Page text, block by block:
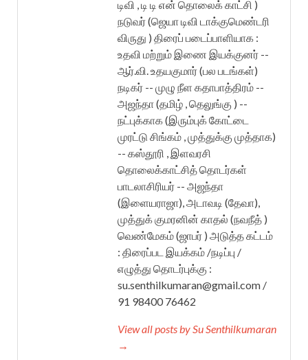
டிவி , டி டி என் தொலைக் காட்சி )
நடுவர் (ஜெயா டிவி டாக்குமெண்டரி
விருது ) திரைப் படைப்பாளியாக :
உதவி மற்றும் இணை இயக்குனர் --
ஆர்.வி. உதயகுமார் (பல படங்கள்)
நடிகர் -- முழு நீள கதாபாத்திரம் --
அஜந்தா (தமிழ் , தெலுங்கு ) --
நட்புக்காக (இரும்புக் கோட்டை
முரட்டு சிங்கம் , முத்துக்கு முத்தாக)
-- கஸ்தூரி , இளவரசி
தொலைக்காட்சித் தொடர்கள்
பாடலாசிரியர் -- அஜந்தா
(இளையராஜா), அடாவடி (தேவா),
முத்துக் குமரனின் காதல் (நவநீத் )
வெண்மேகம் (ஜாபர் ) அடுத்த கட்டம்
: திரைப்பட இயக்கம் /நடிப்பு /
எழுத்து தொடர்புக்கு :
su.senthilkumaran@gmail.com /
91 98400 76462
View all posts by Su Senthilkumaran
→